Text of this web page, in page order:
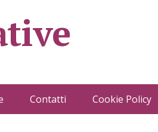
Contatti Cookie Policy